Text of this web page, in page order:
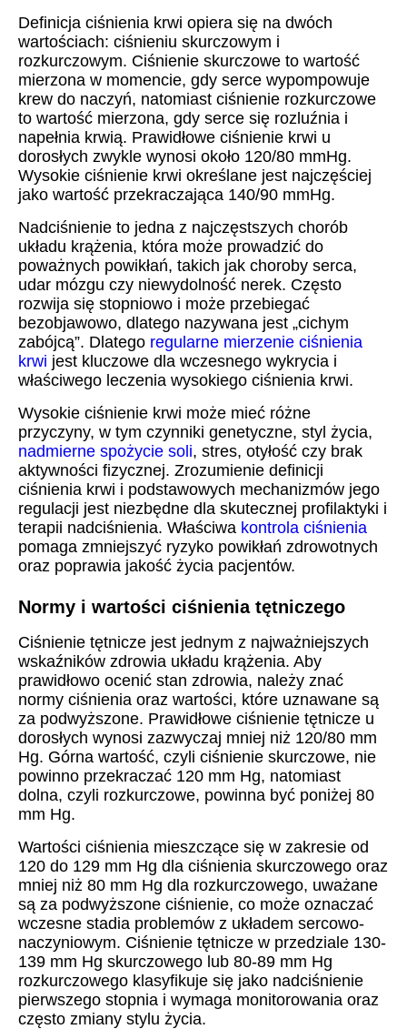
Definicja ciśnienia krwi opiera się na dwóch
wartościach: ciśnieniu skurczowym i
rozkurczowym. Ciśnienie skurczowe to wartość
mierzona w momencie, gdy serce wypompowuje
krew do naczyń, natomiast ciśnienie rozkurczowe
to wartość mierzona, gdy serce się rozluźnia i
napełnia krwią. Prawidłowe ciśnienie krwi u
dorosłych zwykle wynosi około 120/80 mmHg.
Wysokie ciśnienie krwi określane jest najczęściej
jako wartość przekraczająca 140/90 mmHg.
Nadciśnienie to jedna z najczęstszych chorób
układu krążenia, która może prowadzić do
poważnych powikłań, takich jak choroby serca,
udar mózgu czy niewydolność nerek. Często
rozwija się stopniowo i może przebiegać
bezobjawowo, dlatego nazywana jest „cichym
zabójcą”. Dlatego regularne mierzenie ciśnienia
krwi jest kluczowe dla wczesnego wykrycia i
właściwego leczenia wysokiego ciśnienia krwi.
Wysokie ciśnienie krwi może mieć różne
przyczyny, w tym czynniki genetyczne, styl życia,
nadmierne spożycie soli, stres, otyłość czy brak
aktywności fizycznej. Zrozumienie definicji
ciśnienia krwi i podstawowych mechanizmów jego
regulacji jest niezbędne dla skutecznej profilaktyki i
terapii nadciśnienia. Właściwa kontrola ciśnienia
pomaga zmniejszyć ryzyko powikłań zdrowotnych
oraz poprawia jakość życia pacjentów.
Normy i wartości ciśnienia tętniczego
Ciśnienie tętnicze jest jednym z najważniejszych
wskaźników zdrowia układu krążenia. Aby
prawidłowo ocenić stan zdrowia, należy znać
normy ciśnienia oraz wartości, które uznawane są
za podwyższone. Prawidłowe ciśnienie tętnicze u
dorosłych wynosi zazwyczaj mniej niż 120/80 mm
Hg. Górna wartość, czyli ciśnienie skurczowe, nie
powinno przekraczać 120 mm Hg, natomiast
dolna, czyli rozkurczowe, powinna być poniżej 80
mm Hg.
Wartości ciśnienia mieszczące się w zakresie od
120 do 129 mm Hg dla ciśnienia skurczowego oraz
mniej niż 80 mm Hg dla rozkurczowego, uważane
są za podwyższone ciśnienie, co może oznaczać
wczesne stadia problemów z układem sercowo-
naczyniowym. Ciśnienie tętnicze w przedziale 130-
139 mm Hg skurczowego lub 80-89 mm Hg
rozkurczowego klasyfikuje się jako nadciśnienie
pierwszego stopnia i wymaga monitorowania oraz
często zmiany stylu życia.